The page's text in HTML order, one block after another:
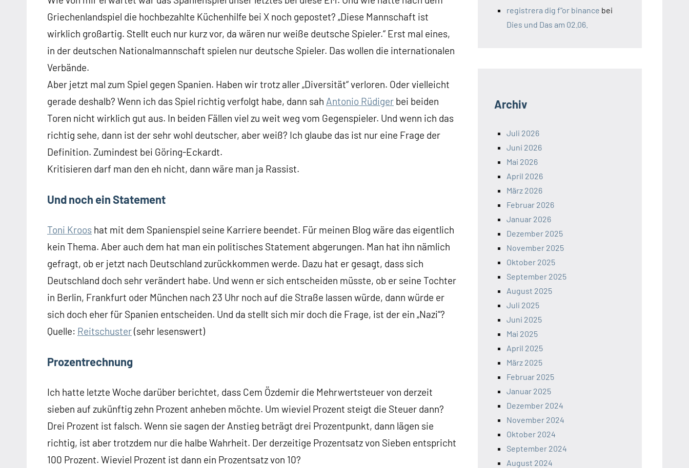
Griechenlandspiel die hochbezahlte Küchenhilfe bei X noch gepostet? „Diese Mannschaft ist
wirklich großartig. Stellt euch nur kurz vor, da wären nur weiße deutsche Spieler.“ Erst mal eines,
in der deutschen Nationalmannschaft spielen nur deutsche Spieler. Das wollen die internationalen
Verbände.
Aber jetzt mal zum Spiel gegen Spanien. Haben wir trotz aller „Diversität“ verloren. Oder vielleicht
gerade deshalb? Wenn ich das Spiel richtig verfolgt habe, dann sah Antonio Rüdiger bei beiden
Toren nicht wirklich gut aus. In beiden Fällen viel zu weit weg vom Gegenspieler. Und wenn ich das
richtig sehe, dann ist der sehr wohl deutscher, aber weiß? Ich glaube das ist nur eine Frage der
Definition. Zumindest bei Göring-Eckardt.
Kritisieren darf man den eh nicht, dann wäre man ja Rassist.
Und noch ein Statement
Toni Kroos hat mit dem Spanienspiel seine Karriere beendet. Für meinen Blog wäre das eigentlich
kein Thema. Aber auch dem hat man ein politisches Statement abgerungen. Man hat ihn nämlich
gefragt, ob er jetzt nach Deutschland zurückkommen werde. Dazu hat er gesagt, dass sich
Deutschland doch sehr verändert habe. Und wenn er sich entscheiden müsste, ob er seine Tochter
in Berlin, Frankfurt oder München nach 23 Uhr noch auf die Straße lassen würde, dann würde er
sich doch eher für Spanien entscheiden. Und da stellt sich mir doch die Frage, ist der ein „Nazi“?
Quelle: Reitschuster(sehr lesenswert)
Prozentrechnung
Ich hatte letzte Woche darüber berichtet, dass Cem Özdemir die Mehrwertsteuer von derzeit
sieben auf zukünftig zehn Prozent anheben möchte. Um wieviel Prozent steigt die Steuer dann?
Drei Prozent ist falsch. Wenn sie sagen der Anstieg beträgt drei Prozentpunkt, dann lägen sie
richtig, ist aber trotzdem nur die halbe Wahrheit. Der derzeitige Prozentsatz von Sieben entspricht
100 Prozent. Wieviel Prozent ist dann ein Prozentsatz von 10?
registrera dig f"or binance bei
Dies und Das am 02.06.
Archiv
Juli 2026
Juni 2026
Mai 2026
April 2026
März 2026
Februar 2026
Januar 2026
Dezember 2025
November 2025
Oktober 2025
September 2025
August 2025
Juli 2025
Juni 2025
Mai 2025
April 2025
März 2025
Februar 2025
Januar 2025
Dezember 2024
November 2024
Oktober 2024
September 2024
August 2024